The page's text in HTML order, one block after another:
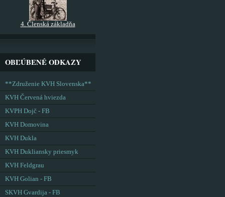
4. Členská základňa
OBĽÚBENÉ ODKAZY
**Združenie KVH Slovenska**
KVH Červená hviezda
KVPH Dojč - FB
KVH Domovina
KVH Dukla
KVH Dukliansky priesmyk
KVH Feldgrau
KVH Golian - FB
SKVH Gvardija - FB